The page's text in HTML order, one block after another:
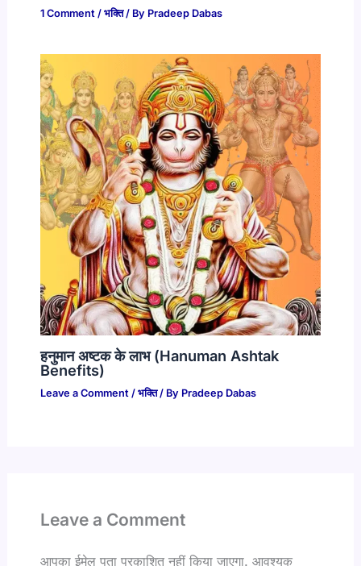
1 Comment / भक्ति/ By Pradeep Dabas
हनुमान अष्टक के लाभ (Hanuman Ashtak
Benefits)
Leave a Comment / भक्ति/ By Pradeep Dabas
Leave a Comment
आपका ईमेल पता प्रकाशित नहीं किया जाएगा. आवश्यक